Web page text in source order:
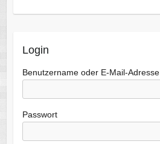
Login
Benutzername oder E-Mail-Adresse
Passwort